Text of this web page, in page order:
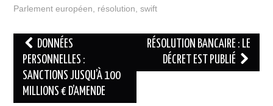
Parlement européen, résolution,swift
Navigation
des
articles
DONNÉES
PERSONNELLES :
SANCTIONS JUSQU’À 100
MILLIONS € D’AMENDE
RÉSOLUTION BANCAIRE : LE
DÉCRET EST PUBLIÉ